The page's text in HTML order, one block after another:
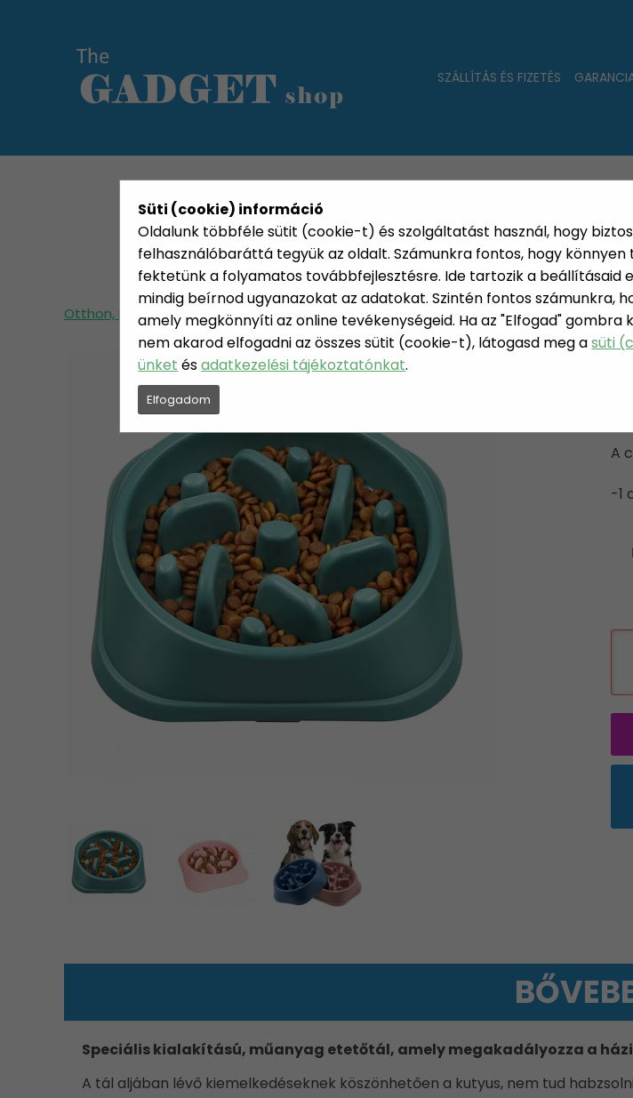
Süti (cookie) információ
Oldalunk többféle sütit (cookie-t) és szolgáltatást használ, hogy
felhasználóbaráttá tegyük az oldalt. Számunkra fontos, hogy
fektetünk a folyamatos továbbfejlesztésre. Ide tartozik a beállításaid
mindig beírnod ugyanazokat az adatokat. Szintén fontos számunkra,
amely megkönnyíti az online tevékenységeid. Ha az "Elfogad"
nem akarod elfogadni az összes sütit (cookie-t), látogasd meg asüti
ünket ésadatkezelési tájékoztatónkat.
Elfogadom
SZÁLLÍTÁS ÉS FIZETÉS
KATEGÓRIÁK HETI AJÁNLAT
Otthon, lakás, háztartás Házikedvenc Egyéb állatartás Habzsolásgátló tál
A
-1
Speciális kialakítású, műanyag etetőtál, amely megakadályozza a
A tál aljában lévő kiemelkedéseknek köszönhetően a kutyus, nem tud